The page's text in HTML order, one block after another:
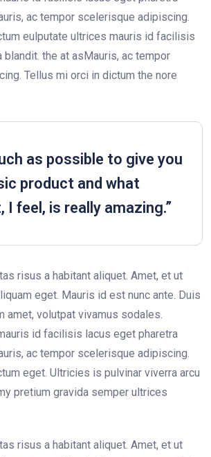
ac tempor scelerisque adipiscing.
eulputate ultrices mauris id facilisis
blandit. the at asMauris, ac tempor
Tellus mi orci in dictum the nore
as possible to give you
product and what
I feel, is really amazing.”
risus a habitant aliquet. Amet, et ut
eget. Mauris id est nunc ante. Duis
amet, volutpat vivamus sodales.
id facilisis lacus eget pharetra
ac tempor scelerisque adipiscing.
eget. Ultricies is pulvinar viverra arcu
pretium gravida semper ultrices
risus a habitant aliquet. Amet, et ut